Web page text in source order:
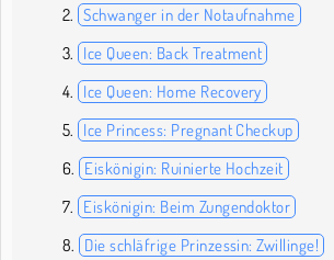
Schwanger in der Notaufnahme
Ice Queen: Back Treatment
Ice Queen: Home Recovery
Ice Princess: Pregnant Checkup
Eiskönigin: Ruinierte Hochzeit
Eiskönigin: Beim Zungendoktor
Die schläfrige Prinzessin: Zwillinge!